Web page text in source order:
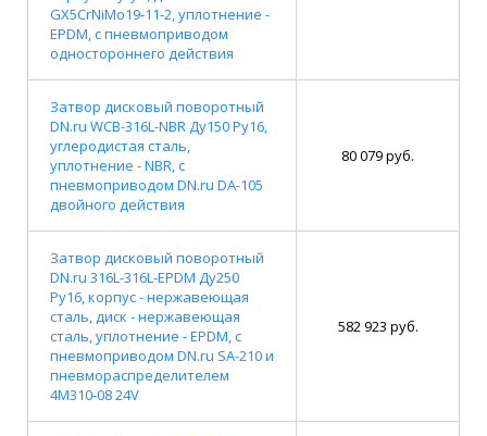
GX5CrNiMo19-11-2, уплотнение -
EPDM, с пневмоприводом
одностороннего действия
Затвор дисковый поворотный
DN.ru WCB-316L-NBR Ду150 Ру16,
углеродистая сталь,
уплотнение - NBR, с
пневмоприводом DN.ru DA-105
двойного действия
80 079 руб.
Затвор дисковый поворотный
DN.ru 316L-316L-EPDM Ду250
Ру16, корпус - нержавеющая
сталь, диск - нержавеющая
сталь, уплотнение - EPDM, с
пневмоприводом DN.ru SA-210 и
пневмораспределителем
4M310-08 24V
582 923 руб.